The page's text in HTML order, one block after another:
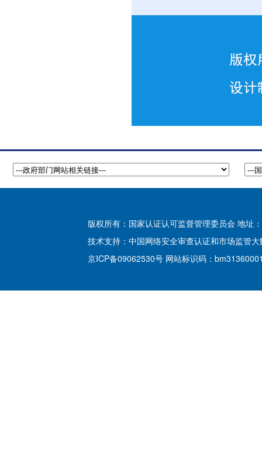
版权所有：国家认证认可监督管理委员会 地址
技术支持： 中国网络安全审查认证和市场监管
京ICP备09062530号 网站标识码：